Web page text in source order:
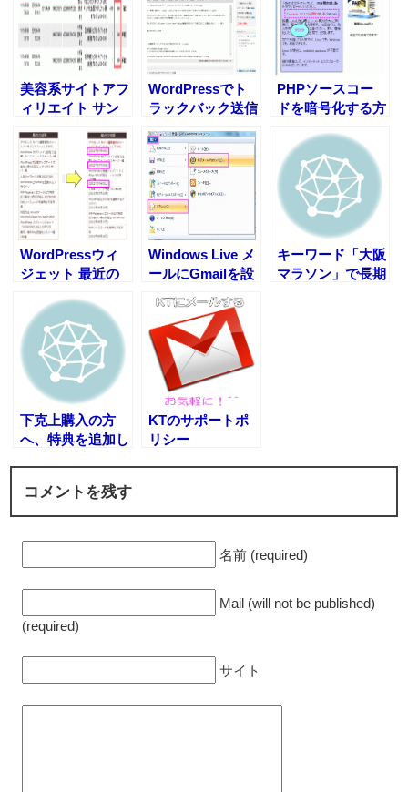
美容系サイトアフ
ィリエイト サン
法
WordPressでト
ラックバック送信
PHPソースコー
ドを暗号化する方
WordPressウィ
ジェット 最近の
る方法
Windows Live メ
ールにGmailを設
キーワード「大阪
マラソン」で長期
下克上購入の方
へ、特典を追加し
KTのサポートポ
リシー
コメントを残す
名前 (required)
Mail (will not be published)
(required)
サイト